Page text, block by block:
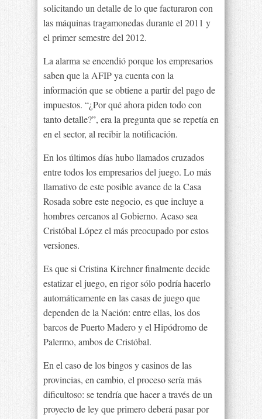
solicitando un detalle de lo que facturaron con
las máquinas tragamonedas durante el 2011 y
el primer semestre del 2012.
La alarma se encendió porque los empresarios
saben que la AFIP ya cuenta con la
información que se obtiene a partir del pago de
impuestos. “¿Por qué ahora piden todo con
tanto detalle?”, era la pregunta que se repetía en
en el sector, al recibir la notificación.
En los últimos días hubo llamados cruzados
entre todos los empresarios del juego. Lo más
llamativo de este posible avance de la Casa
Rosada sobre este negocio, es que incluye a
hombres cercanos al Gobierno. Acaso sea
Cristóbal López el más preocupado por estos
versiones.
Es que si Cristina Kirchner finalmente decide
estatizar el juego, en rigor sólo podría hacerlo
automáticamente en las casas de juego que
dependen de la Nación: entre ellas, los dos
barcos de Puerto Madero y el Hipódromo de
Palermo, ambos de Cristóbal.
En el caso de los bingos y casinos de las
provincias, en cambio, el proceso sería más
dificultoso: se tendría que hacer a través de un
proyecto de ley que primero deberá pasar por